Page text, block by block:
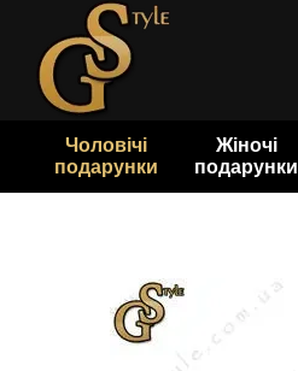
Перейти до основного контенту
Чоловічі
подарунки
Жіночі
подарунки